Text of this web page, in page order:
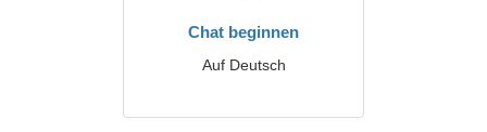
Chat beginnen
Auf Deutsch